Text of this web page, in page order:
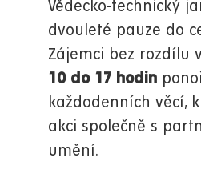
Vědecko-technický
dvouleté pauze do
Zájemci bez rozdílu
10 do 17 hodin
každodenních věcí,
akci společně s
umění.